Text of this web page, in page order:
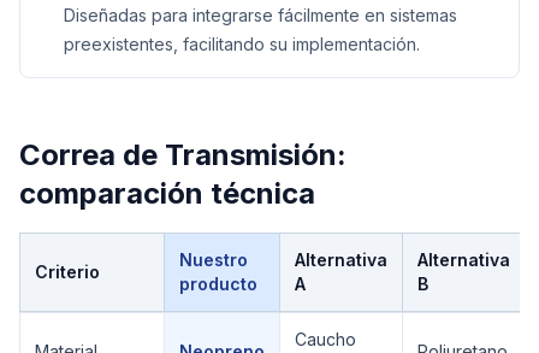
Diseñadas para integrarse fácilmente en sistemas
preexistentes, facilitando su implementación.
Correa de Transmisión:
comparación técnica
Criterio
Nuestro
producto
Alternativa
A
Alternativa
B
Caucho